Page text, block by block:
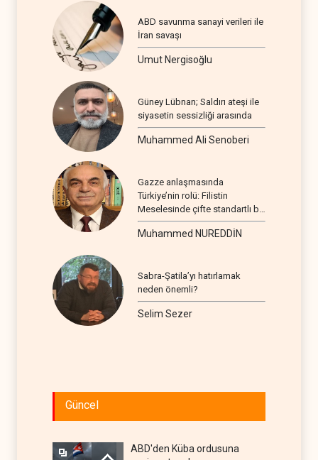
ABD savunma sanayi verileri ile
İran savaşı
Umut Nergisoğlu
Güney Lübnan; Saldırı ateşi ile
siyasetin sessizliği arasında
Muhammed Ali Senoberi
Gazze anlaşmasında
Türkiye’nin rolü: Filistin
Meselesinde çifte standartlı bir
seyir
Muhammed NUREDDİN
Sabra-Şatila’yı hatırlamak
neden önemli?
Selim Sezer
Güncel
ABD'den Küba ordusuna